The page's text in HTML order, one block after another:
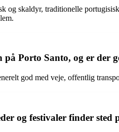
og skaldyr, traditionelle
Porto Santo, og er der
god med veje, offentlig
og festivaler finder sted